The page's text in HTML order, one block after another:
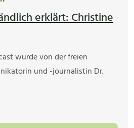
erklärt: Christine
wurde von der freien
und -journalistin Dr.